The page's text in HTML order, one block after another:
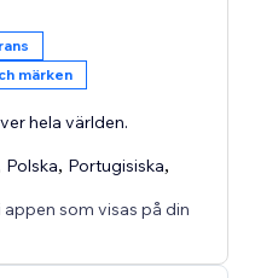
idag.
märken
hela världen.
Polska, Portugisiska,
som visas på din